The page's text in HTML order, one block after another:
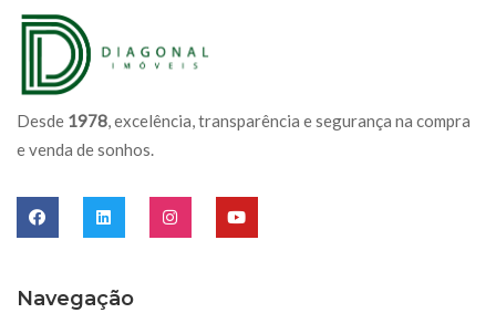
Desde 1978, excelência, transparência e segurança na compra
e venda de sonhos.
Navegação